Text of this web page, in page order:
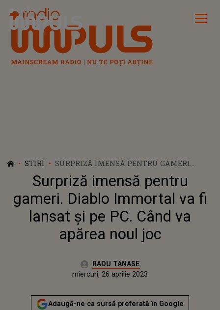
Radio Impuls
STIRI
SURPRIZĂ IMENSĂ PENTRU GAMERI.
DIABLO IMMORTAL VA FI LANSAT ŞI PE PC.
CÂND VA APĂREA NOUL JOC
Surpriză imensă pentru
gameri. Diablo Immortal va fi
lansat şi pe PC. Când va
apărea noul joc
Autor:RADU TANASE
marți, 26 aprilie 2022Actualizat:
miercuri, 26 aprilie 2023
Adaugă-ne ca sursă preferată în Google